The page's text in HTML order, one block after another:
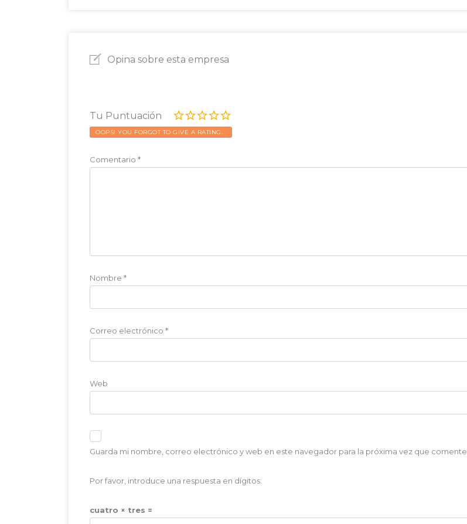
Opina sobre esta empresa
Tu Puntuación
OOPS! YOU FORGOT TO GIVE A RATING.
Comentario *
Nombre *
Correo electrónico *
Web
Guarda mi nombre, correo electrónico y web en este navegador para la próxima vez que comente.
Por favor, introduce una respuesta en dígitos:
cuatro × tres =